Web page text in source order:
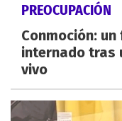
PREOCUPACIÓN
Conmoción:
internado tras
vivo